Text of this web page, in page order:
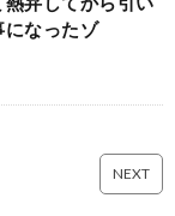
になったゾ
NEXT